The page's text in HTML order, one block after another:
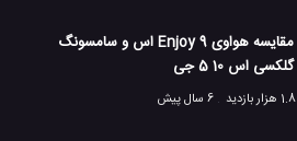
مقایسه هواوی Enjoy 9 اس و سامسونگ
گلکسی اس 10 5 جی
1.8 هزار بازدید 6 سال پیش